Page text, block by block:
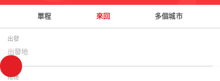
單程 來回 多個城市
出發
出發地
抵達